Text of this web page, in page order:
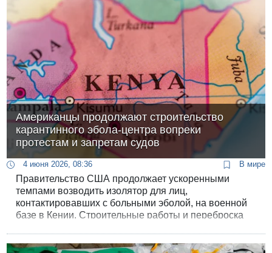
Вашингтона и сопровождалось крупным
политическим скандалом. Волонтеры стали
первыми постояльцами комплекса.
Американцы продолжают строительство
карантинного эбола-центра вопреки
протестам и запретам судов
4 июня 2026, 08:36 В мире
Правительство США продолжает ускоренными
темпами возводить изолятор для лиц,
контактировавших с больными эболой, на военной
базе в Кении. Строительные работы и переброска